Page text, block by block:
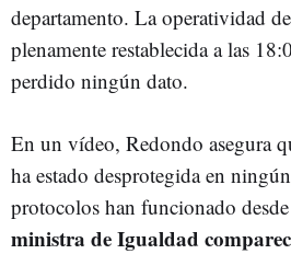
departamento. La operatividad
plenamente restablecida a las
perdido ningún dato.
En un vídeo, Redondo asegura
ha estado desprotegida en
protocolos han funcionado
ministra de Igualdad